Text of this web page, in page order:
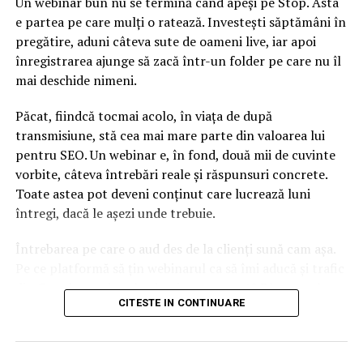
e partea pe care mulți o ratează. Investești săptămâni în
pregătire, aduni câteva sute de oameni live, iar apoi
înregistrarea ajunge să zacă într-un folder pe care nu îl
mai deschide nimeni.
Păcat, fiindcă tocmai acolo, în viața de după
transmisiune, stă cea mai mare parte din valoarea lui
pentru SEO. Un webinar e, în fond, două mii de cuvinte
vorbite, câteva întrebări reale și răspunsuri concrete.
Toate astea pot deveni conținut care lucrează luni
întregi, dacă le așezi unde trebuie.
Întrebarea pe care o aud des de la clienți sună cam așa.
din Google, nu doar lead-uri pe moment? Răspunsul
scurt e că platforma contează, dar nu în felul în care
CITESTE IN CONTINUARE